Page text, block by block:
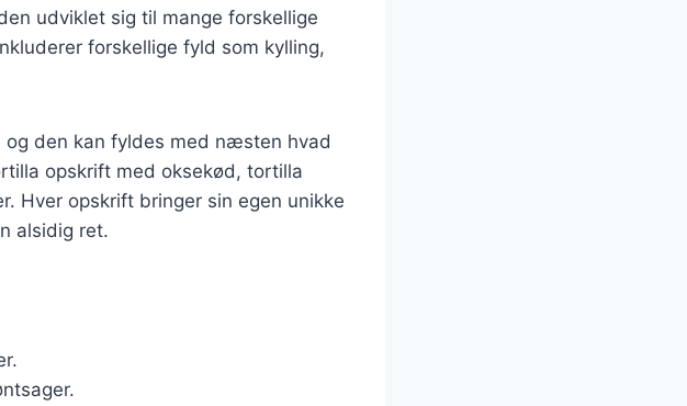
udviklet sig til mange forskellige
forskellige fyld som kylling,
den kan fyldes med næsten hvad
opskrift med oksekød, tortilla
Hver opskrift bringer sin egen unikke
alsidig ret.